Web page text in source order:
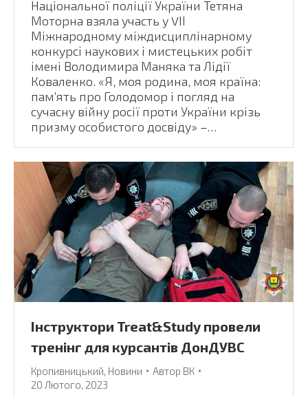
Національної поліції України Тетяна
Моторна взяла участь у VІІ
Міжнародному міждисциплінарному
конкурсі наукових і мистецьких робіт
імені Володимира Маняка та Лідії
Коваленко. «Я, моя родина, моя країна:
пам’ять про Голодомор і погляд на
сучасну війну росії проти України крізь
призму особистого досвіду» –…
Інструктори Treat&Study провели
тренінг для курсантів ДонДУВС
Кропивницький Новини Автор ВК
20 Лютого, 2023